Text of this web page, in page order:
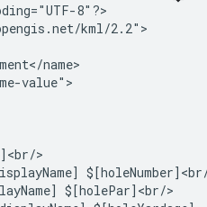
8"?>
kml/2.2">
name>
value">
>
$[holePar]<br/>